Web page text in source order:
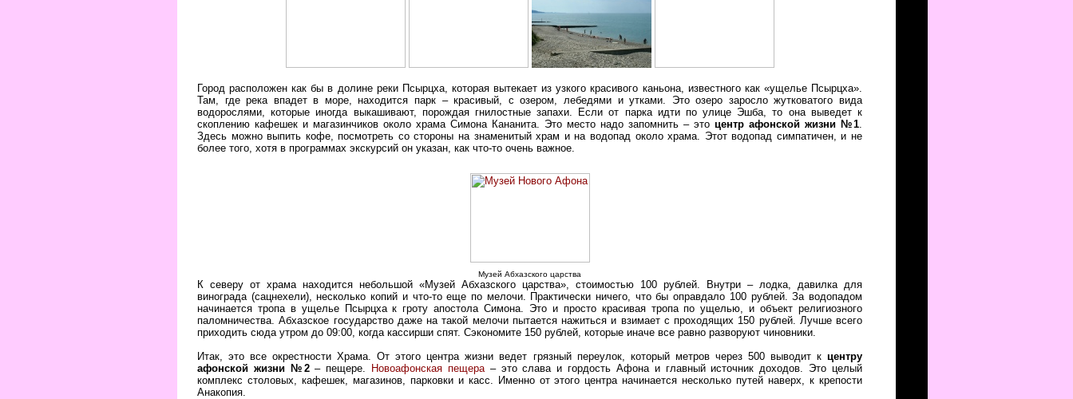
Город расположен как бы в долине реки Псырцха, которая вытекает из узкого красивого каньона, известного как «ущелье Псырцха».
Там, где река впадет в море, находится парк – красивый, с озером, лебедями и утками. Это озеро заросло жутковатого вида
водорослями, которые иногда выкашивают, порождая гнилостные запахи. Если от парка идти по улице Эшба, то она выведет к
скоплению кафешек и магазинчиков около храма Симона Кананита. Это место надо запомнить – это центр афонской жизни №1
Здесь можно выпить кофе, посмотреть со стороны на знаменитый храм и на водопад около храма. Этот водопад симпатичен, и не
более того, хотя в программах экскурсий он указан, как что-то очень важное.
Музей Абхазского царства
К северу от храма находится небольшой «Музей Абхазского царства», стоимостью 100 рублей. Внутри – лодка, давилка для
винограда (сацнехели), несколько копий и что-то еще по мелочи. Практически ничего, что бы оправдало 100 рублей. За водопадом
начинается тропа в ущелье Псырцха к гроту апостола Симона. Это и просто красивая тропа по ущелью, и объект религиозного
паломничества. Абхазское государство даже на такой мелочи пытается нажиться и взимает с проходящих 150 рублей. Лучше всего
приходить сюда утром до 09:00, когда кассирши спят. Сэкономите 150 рублей, которые иначе все равно разворуют чиновники.
Итак, это все окрестности Храма. От этого центра жизни ведет грязный переулок, который метров через 500 выводит к центру
афонской жизни №2– пещере. Новоафонская пещера– это слава и гордость Афона и главный источник доходов. Это целый
комплекс столовых, кафешек, магазинов, парковки и касс. Именно от этого центра начинается несколько путей наверх, к крепости
Анакопия.